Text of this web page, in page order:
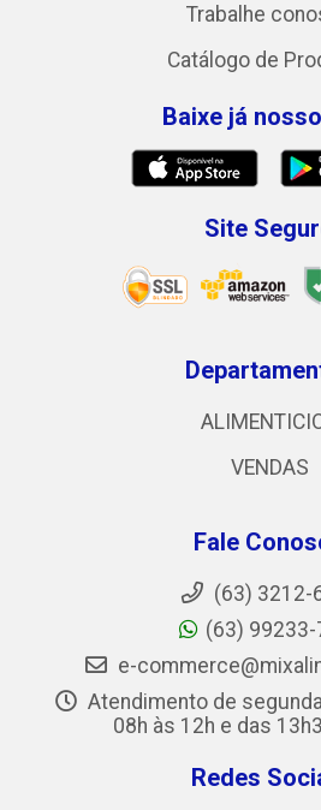
Trabalhe
Catálogo de
Baixe já
Site
VENDAS
Fale
(63) 3212-
(63) 99233-
e-
Atendimento de
08h às 12h e das
Redes